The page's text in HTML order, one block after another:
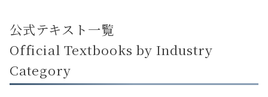
公式テキスト一覧
Official Textbooks by Industry
Category